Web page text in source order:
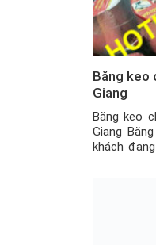
Băng keo
Giang
Băng keo
Giang
khách